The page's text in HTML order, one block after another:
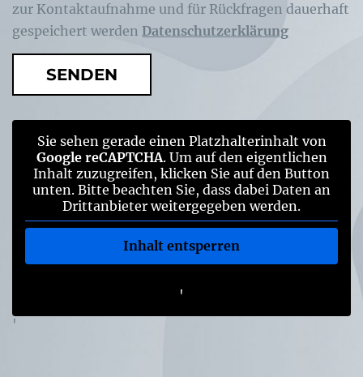
zur Kontaktaufnahme und für Rückfragen dauerhaft
gespeichert werdenDatenschutzerklärung
SENDEN
Sie sehen gerade einen Platzhalterinhalt von
Google reCAPTCHA. Um auf den eigentlichen
Inhalt zuzugreifen, klicken Sie auf den Button
unten. Bitte beachten Sie, dass dabei Daten an
Drittanbieter weitergegeben werden.
Inhalt entsperren
'
'